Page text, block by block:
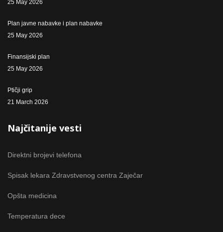
25 May 2026
Plan javne nabavke i plan nabavke
25 May 2026
Finansijski plan
25 May 2026
Ptičji grip
21 March 2026
Najčitanije vesti
Direktni brojevi telefona
Spisak lekara Zdravstvenog centra Zaječar
Opšta medicina
Temperatura dece